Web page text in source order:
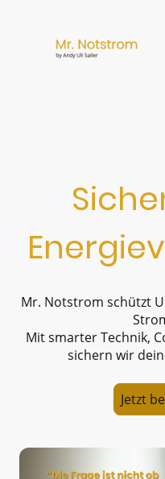
Mr. Notstrom schützt
Mit smarter Technik,
sichern wir
Jetzt